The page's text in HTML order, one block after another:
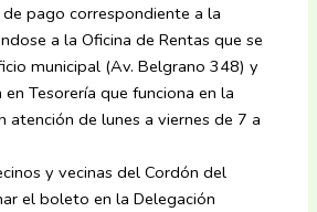
pago correspondiente a la
a la Oficina de Rentas que se
municipal (Av. Belgrano 348) y
Tesorería que funciona en la
atención de lunes a viernes de 7 a
y vecinas del Cordón del
el boleto en la Delegación